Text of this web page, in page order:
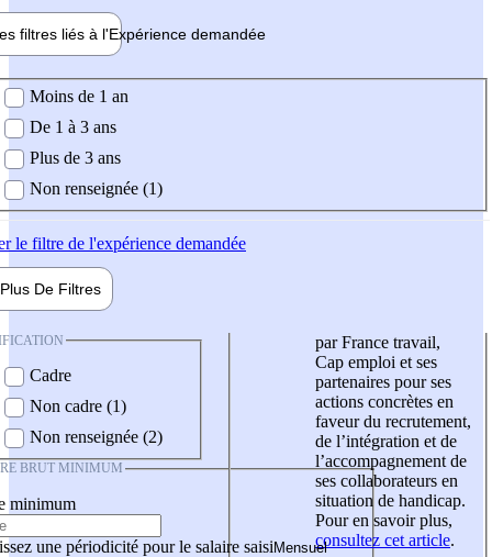
filtres liés à l'Expérience demandée
demandée
Moins de 1 an
De 1 à 3 ans
Plus de 3 ans
Non renseignée (1)
le filtre de l'expérience demandée
Plus De Filtres
Cadre
Non cadre (1)
Non renseignée (2)
BRUT MINIMUM
minimum
une périodicité pour le salaire saisi
par France travail,
Cap emploi et ses
partenaires pour ses
actions concrètes en
faveur du recrutement,
de l’intégration et de
l’accompagnement de
ses collaborateurs en
situation de handicap.
Pour en savoir plus,
consultez cet article.